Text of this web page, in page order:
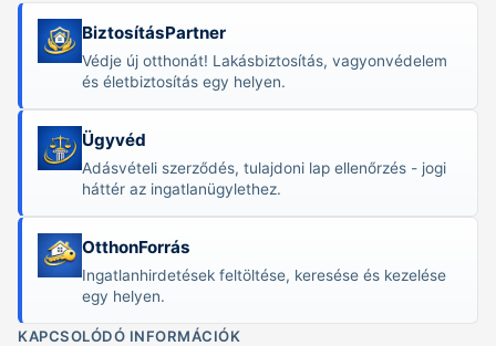
BiztosításPartner
Védje új otthonát! Lakásbiztosítás, vagyonvédelem
és élet­biztosítás egy helyen.
Ügyvéd
Adásvételi szerződés, tulajdoni lap ellenőrzés - jogi
háttér az ingatlanügylethez.
OtthonForrás
Ingatlanhirdetések feltöltése, keresése és kezelése
egy helyen.
KAPCSOLÓDÓ INFORMÁCIÓK